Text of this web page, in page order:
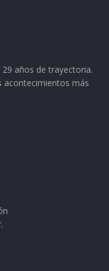
años de trayectoria.
acontecimientos más